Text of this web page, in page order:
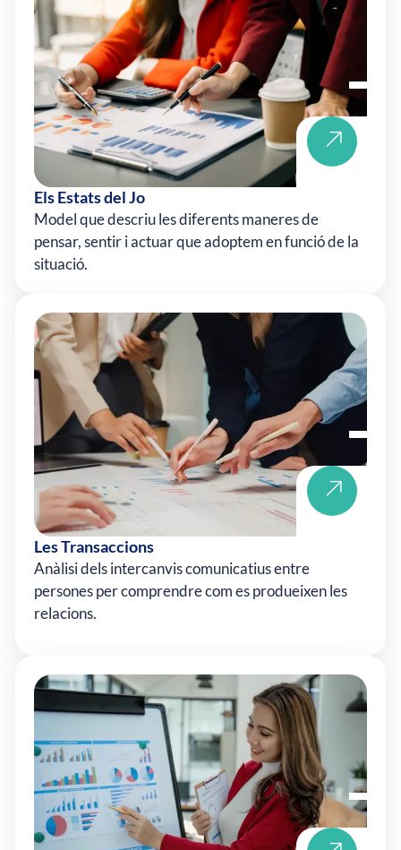
Els Estats del Jo
Model que descriu les diferents maneres de
pensar, sentir i actuar que adoptem en funció de la
situació.
Les Transaccions
Anàlisi dels intercanvis comunicatius entre
persones per comprendre com es produeixen les
relacions.